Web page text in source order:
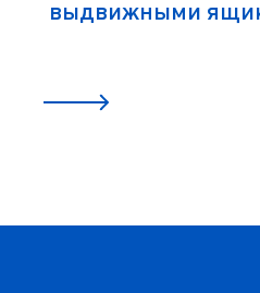
выдвижными